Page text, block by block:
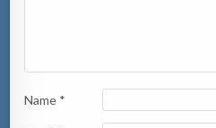
Name *